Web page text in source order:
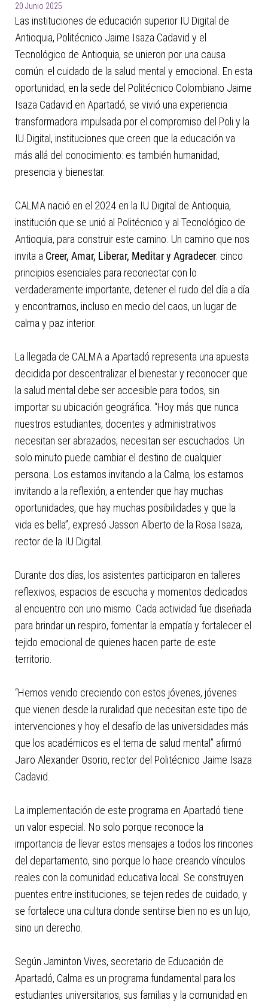
navegar
interactuar
contenido.
20 Junio 2025
Las instituciones de educación superior IU Digital de
Antioquia, Politécnico Jaime Isaza Cadavid y el
Tecnológico de Antioquia, se unieron por una causa
común: el cuidado de la salud mental y emocional. En esta
oportunidad, en la sede del Politécnico Colombiano Jaime
Isaza Cadavid en Apartadó, se vivió una experiencia
transformadora impulsada por el compromiso del Poli y la
IU Digital, instituciones que creen que la educación va
más allá del conocimiento: es también humanidad,
presencia y bienestar.
CALMA nació en el 2024 en la IU Digital de Antioquia,
institución que se unió al Politécnico y al Tecnológico de
Antioquia, para construir este camino. Un camino que nos
invita a Creer, Amar, Liberar, Meditar y Agradecer: cinco
principios esenciales para reconectar con lo
verdaderamente importante, detener el ruido del día a día
y encontrarnos, incluso en medio del caos, un lugar de
calma y paz interior.
La llegada de CALMA a Apartadó representa una apuesta
decidida por descentralizar el bienestar y reconocer que
la salud mental debe ser accesible para todos, sin
importar su ubicación geográfica. “Hoy más que nunca
nuestros estudiantes, docentes y administrativos
necesitan ser abrazados, necesitan ser escuchados. Un
solo minuto puede cambiar el destino de cualquier
persona. Los estamos invitando a la Calma, los estamos
invitando a la reflexión, a entender que hay muchas
oportunidades, que hay muchas posibilidades y que la
vida es bella”, expresó Jasson Alberto de la Rosa Isaza,
rector de la IU Digital.
Durante dos días, los asistentes participaron en talleres
reflexivos, espacios de escucha y momentos dedicados
al encuentro con uno mismo. Cada actividad fue diseñada
para brindar un respiro, fomentar la empatía y fortalecer el
tejido emocional de quienes hacen parte de este
territorio.
“Hemos venido creciendo con estos jóvenes, jóvenes
que vienen desde la ruralidad que necesitan este tipo de
intervenciones y hoy el desafío de las universidades más
que los académicos es el tema de salud mental” afirmó
Jairo Alexander Osorio, rector del Politécnico Jaime Isaza
Cadavid.
La implementación de este programa en Apartadó tiene
un valor especial. No solo porque reconoce la
importancia de llevar estos mensajes a todos los rincones
del departamento, sino porque lo hace creando vínculos
reales con la comunidad educativa local. Se construyen
puentes entre instituciones, se tejen redes de cuidado, y
se fortalece una cultura donde sentirse bien no es un lujo,
sino un derecho.
Según Jaminton Vives, secretario de Educación de
Apartadó, Calma es un programa fundamental para los
estudiantes universitarios, sus familias y la comunidad en